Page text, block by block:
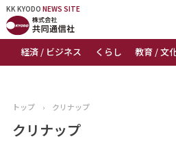
KK KYODO NEWS SITE
経済 / ビジネス くらし 教育 / 文
KK KYODONEWS SITE
トップページ
ニュース
トップ › クリナップ
クリナップ